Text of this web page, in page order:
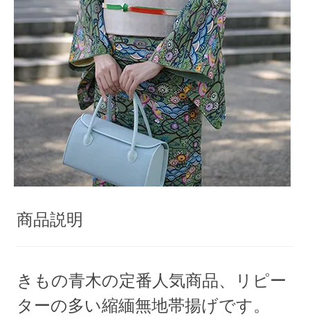
商品説明
きもの青木の定番人気商品、リピー
ターの多い縮緬無地帯揚げです。